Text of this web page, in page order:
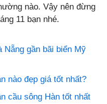
nào. Vậy nên đừng
11 bạn nhé.
gần bãi biển Mỹ
nào đẹp giá tốt nhất?
cầu sông Hàn tốt nhất